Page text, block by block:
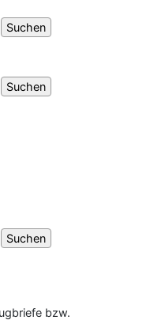
bzw.